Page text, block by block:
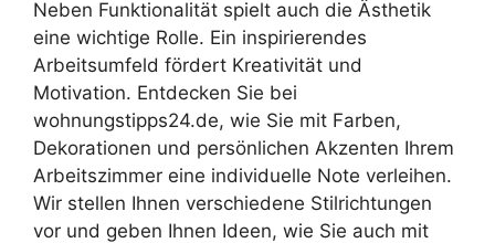
Neben Funktionalität spielt auch die Ästhetik
eine wichtige Rolle. Ein inspirierendes
Arbeitsumfeld fördert Kreativität und
Motivation. Entdecken Sie bei
wohnungstipps24.de, wie Sie mit Farben,
Dekorationen und persönlichen Akzenten Ihrem
Arbeitszimmer eine individuelle Note verleihen.
Wir stellen Ihnen verschiedene Stilrichtungen
vor und geben Ihnen Ideen, wie Sie auch mit